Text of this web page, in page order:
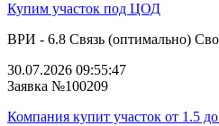
Купим участок под ЦОД
ВРИ - 6.8 Связь (оптимально)
30.07.2026 09:55:47
Заявка №100209
Компания купит участок от 1.5